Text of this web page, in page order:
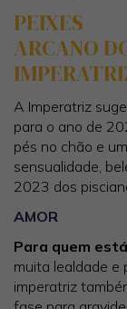
PEIXES
ARCANO
A Imperatriz
para o ano de
pés no chão e
sensualidade,
2023 dos
AMOR
Para quem
muita lealdade e
imperatriz